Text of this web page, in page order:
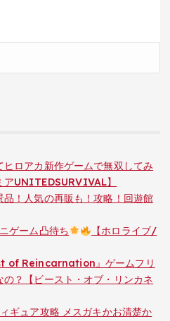
ヒロアカ新作ゲームで無双してみ
アUNITEDSURVIVAL】
品！人気の再販も！攻略！回遊館
ゲーム凸待ち
【ホロライブ/
of Reincarnation』ゲームフリ
？【ビースト・オブ・リンカネ
ギュア攻略 メスガキかお清楚か